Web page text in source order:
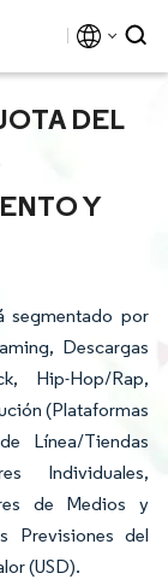
DEL
Y
segmentado por
Descargas
Hip-Hop/Rap,
(Plataformas
Línea/Tiendas
Individuales,
de Medios y
Previsiones del
(USD).